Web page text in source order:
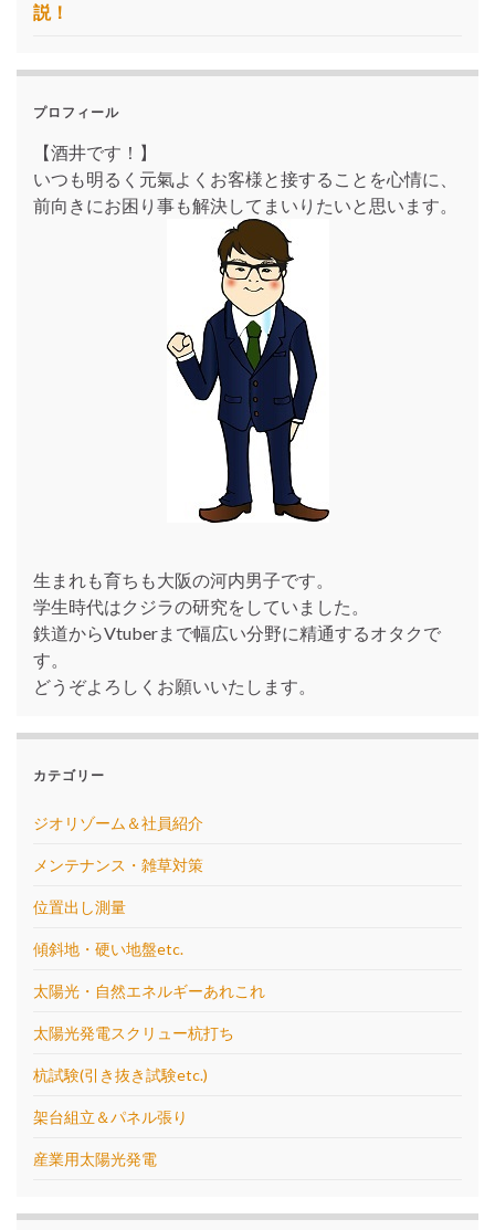
説！
プロフィール
【酒井です！】
いつも明るく元氣よくお客様と接することを心情に、
前向きにお困り事も解決してまいりたいと思います。
生まれも育ちも大阪の河内男子です。
学生時代はクジラの研究をしていました。
鉄道からVtuberまで幅広い分野に精通するオタクで
す。
どうぞよろしくお願いいたします。
カテゴリー
ジオリゾーム＆社員紹介
メンテナンス・雑草対策
位置出し測量
傾斜地・硬い地盤etc.
太陽光・自然エネルギーあれこれ
太陽光発電スクリュー杭打ち
杭試験(引き抜き試験etc.)
架台組立＆パネル張り
産業用太陽光発電